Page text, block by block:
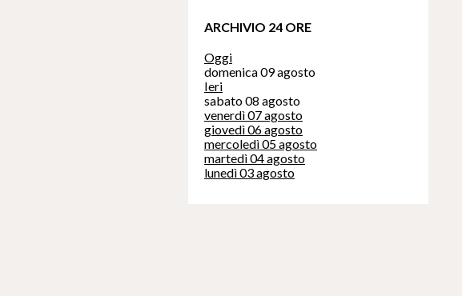
ARCHIVIO 24 ORE
Oggi
domenica 09 agosto
Ieri
sabato 08 agosto
venerdì 07 agosto
giovedì 06 agosto
mercoledì 05 agosto
martedì 04 agosto
lunedì 03 agosto